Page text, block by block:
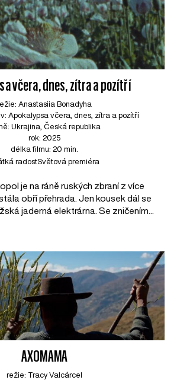
včera, dnes, zítra a pozítří
Anastasiia Bonadyha
Apokalypsa včera, dnes, zítra a pozítří
Ukrajina, Česká republika
rok: 2025
délka filmu: 20 min.
radostSvětová premiéra
je na ráně ruských zbraní z více
obří přehrada. Jen kousek dál se
jaderná elektrárna. Se zničením...
AXOMAMA
režie: Tracy Valcárcel